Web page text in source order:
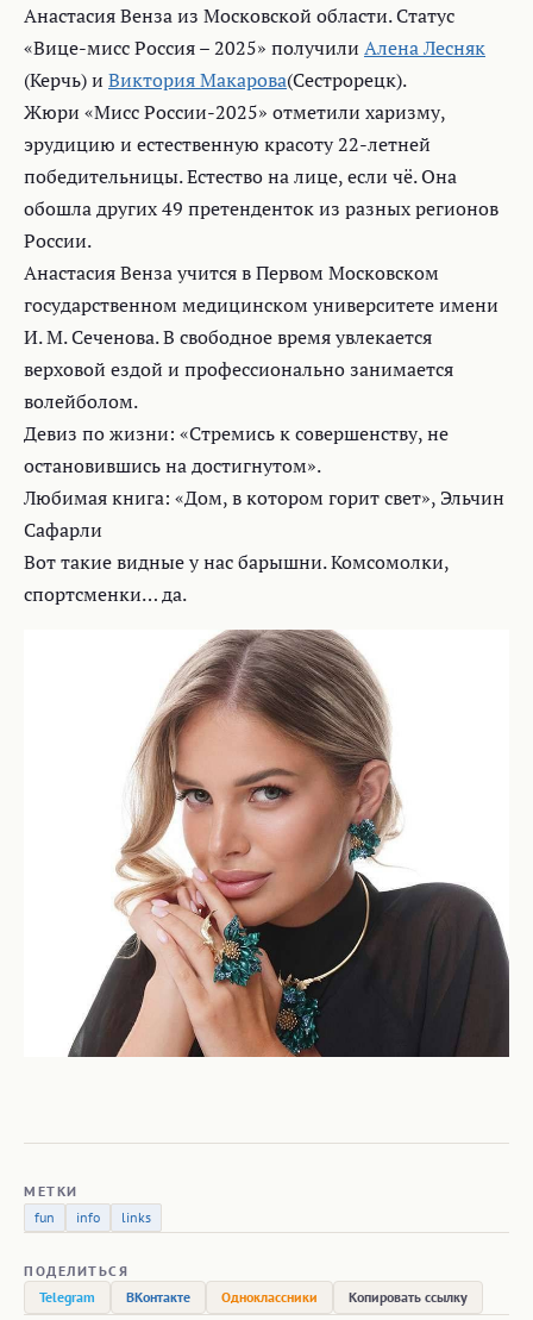
Анастасия Венза из Московской области. Статус
«Вице-мисс Россия – 2025» получили Алена Лесняк
(Керчь) и Виктория Макарова(Сестрорецк).
Жюри «Мисс России-2025» отметили харизму,
эрудицию и естественную красоту 22-летней
победительницы. Естество на лице, если чё. Она
обошла других 49 претенденток из разных регионов
России.
Анастасия Венза учится в Первом Московском
государственном медицинском университете имени
И. М. Сеченова. В свободное время увлекается
верховой ездой и профессионально занимается
волейболом.
Девиз по жизни: «Стремись к совершенству, не
остановившись на достигнутом».
Любимая книга: «Дом, в котором горит свет», Эльчин
Сафарли
Вот такие видные у нас барышни. Комсомолки,
спортсменки… да.
МЕТКИ
fun
info links
ПОДЕЛИТЬСЯ
Telegram
ВКонтакте Одноклассники Копировать ссылку